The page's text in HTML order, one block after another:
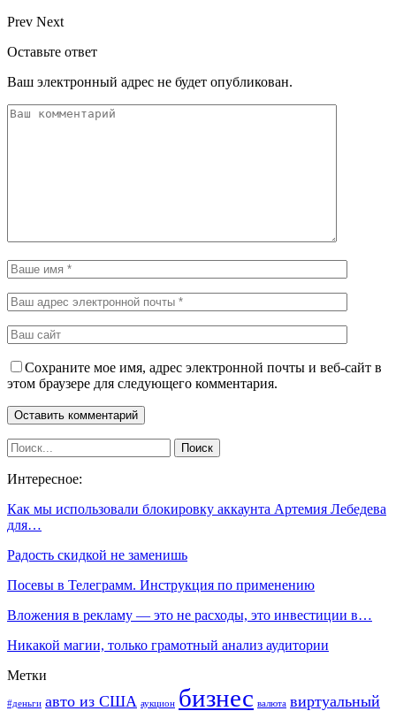
Prev Next
Оставьте ответ
Ваш электронный адрес не будет опубликован.
Сохраните мое имя, адрес электронной почты и веб-сайт в
этом браузере для следующего комментария.
Интересное:
Как мы использовали блокировку аккаунта Артемия Лебедева
для…
Радость скидкой не заменишь
Посевы в Телеграмм. Инструкция по применению
Вложения в рекламу — это не расходы, это инвестиции в…
Никакой магии, только грамотный анализ аудитории
Метки
#деньги авто из США аукцион бизнес валюта виртуальный